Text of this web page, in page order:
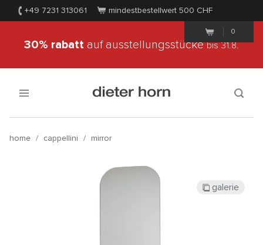
+49 7231 313061 mindestbestellwert 500 CHF
0
30% rabatt auf ausstellungsstückebis 31.8.
home / cappellini / mirror
galerie